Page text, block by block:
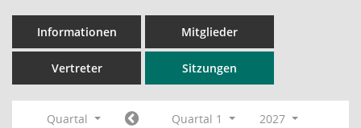
Informationen Mitglieder
Vertreter Sitzungen
Quartal Quartal 1
2027